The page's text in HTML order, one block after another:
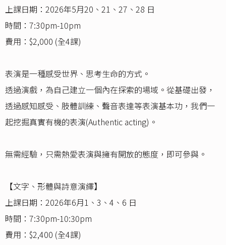
上課日期：2026年5月20、21、27、28 日
時間：7:30pm-10pm
費用：$2,000 (全4課)
表演是一種感受世界、思考生命的方式。
透過演戲，為自己建立一個內在探索的場域。從基礎出發，
透過感知感受、肢體訓練、聲音表達等表演基本功，我們一
起挖掘真實有機的表演(Authentic acting)。
無需經驗，只需熱愛表演與擁有開放的態度，即可參與。
【文字、形體與詩意演繹】
上課日期：2026年6月1、3、4、6 日
時間：7:30pm-10:30pm
費用：$2,400 (全4課)